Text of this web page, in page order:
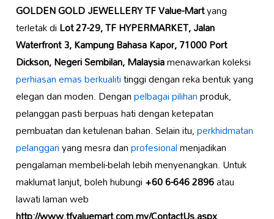
GOLDEN GOLD JEWELLERY TF Value-Martyang
terletak diLot 27-29, TF HYPERMARKET, Jalan
Waterfront 3, Kampung Bahasa Kapor, 71000 Port
Dickson, Negeri Sembilan, Malaysiamenawarkan koleksi
perhiasan emas berkualititinggi dengan reka bentuk yang
elegan dan moden. Denganpelbagai pilihanproduk,
pelanggan pasti berpuas hati dengan ketepatan
pembuatan dan ketulenan bahan. Selain itu,perkhidmatan
pelangganyang mesra danprofesionalmenjadikan
pengalaman membeli-belah lebih menyenangkan. Untuk
maklumat lanjut, boleh hubungi+60 6-646 2896atau
lawati laman web